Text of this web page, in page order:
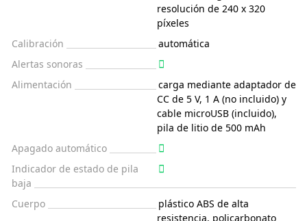
resolución de 240 x 320
píxeles
Calibración
automática
Alertas sonoras
Alimentación
carga mediante adaptador de
CC de 5 V, 1 A (no incluido) y
cable microUSB (incluido),
pila de litio de 500 mAh
Apagado automático
Indicador de estado de pila
baja
Cuerpo
plástico ABS de alta
resistencia, policarbonato